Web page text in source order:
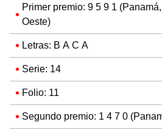
Primer premio: 9 5 9 1
Oeste)
Letras: B A C A
Serie: 14
Folio: 11
Segundo premio: 1 4 7 0